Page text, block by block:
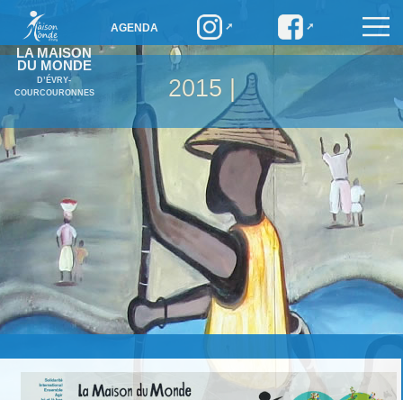
LA MAISON
DU MONDE
D’ÉVRY-
COURCOURONNES
AGENDA
2015 |